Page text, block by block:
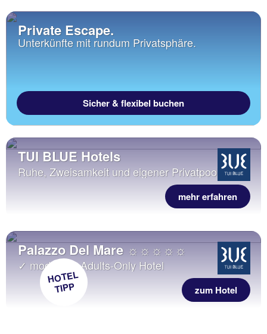
Private Escape.
Unterkünfte mit rundum Privatsphäre.
Sicher & flexibel buchen
TUI BLUE Hotels
Ruhe, Zweisamkeit und eigener Privatpool
mehr erfahren
Palazzo Del Mare ☼☼☼☼☼
✓ modernes Adults-Only Hotel
HOTEL
TIPP zum Hotel